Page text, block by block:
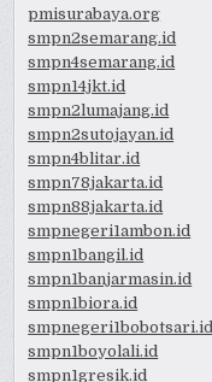
pmisurabaya.org
smpn2semarang.id
smpn4semarang.id
smpn14jkt.id
smpn2lumajang.id
smpn2sutojayan.id
smpn4blitar.id
smpn78jakarta.id
smpn88jakarta.id
smpnegeri1ambon.id
smpn1bangil.id
smpn1banjarmasin.id
smpn1biora.id
smpnegeri1bobotsari.id
smpn1boyolali.id
smpn1gresik.id